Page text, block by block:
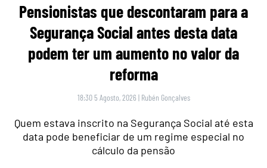
Pensionistas que descontaram para a
Segurança Social antes desta data
podem ter um aumento no valor da
reforma
18:30 5 Agosto, 2026 | Rubén Gonçalves
Quem estava inscrito na Segurança Social até esta
data pode beneficiar de um regime especial no
cálculo da pensão